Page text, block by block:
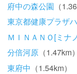
府中の森公園 （
東京都健康プラザ
ＭＩＮＡＮＯ[ミナ
分倍河原 （1.47km）
東府中 （1.54km）